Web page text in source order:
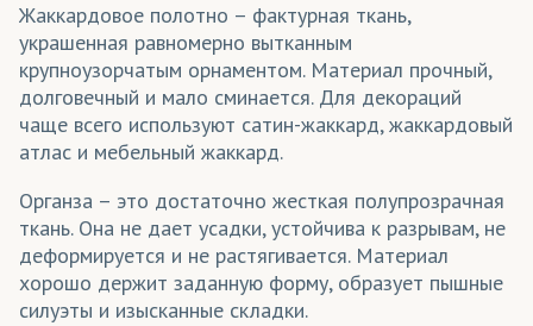
Жаккардовое полотно – фактурная ткань,
украшенная равномерно вытканным
крупноузорчатым орнаментом. Материал прочный,
долговечный и мало сминается. Для декораций
чаще всего используют сатин-жаккард, жаккардовый
атлас и мебельный жаккард.
Органза – это достаточно жесткая полупрозрачная
ткань. Она не дает усадки, устойчива к разрывам, не
деформируется и не растягивается. Материал
хорошо держит заданную форму, образует пышные
силуэты и изысканные складки.